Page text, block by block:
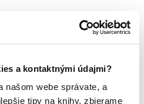
a kontaktnými údajmi?
našom webe správate, a
tipy na knihy, zbierame